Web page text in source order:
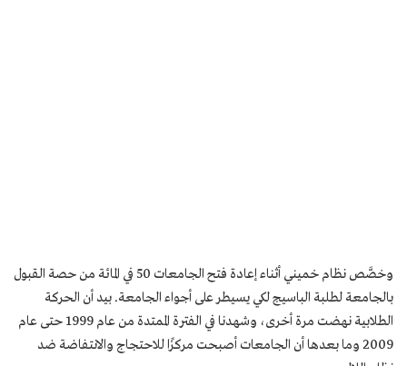
وخصَّص نظام خميني أثناء إعادة فتح الجامعات 50 في المائة من حصة القبول
بالجامعة لطلبة الباسيج لكي يسيطر على أجواء الجامعة. بيد أن الحركة
الطلابية نهضت مرة أخرى، وشهدنا في الفترة الممتدة من عام 1999 حتى عام
2009 وما بعدها أن الجامعات أصبحت مركزًا للاحتجاج والانتفاضة ضد